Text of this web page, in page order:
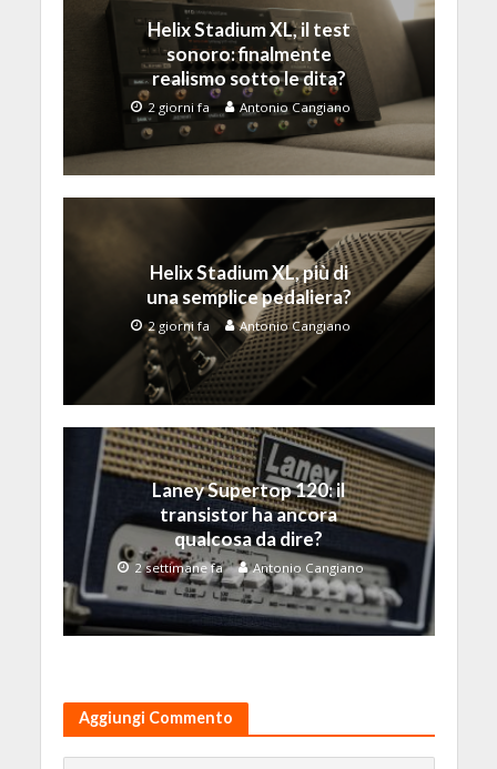
Helix Stadium XL, il test
sonoro: finalmente
realismo sotto le dita?
2 giorni fa Antonio Cangiano
Helix Stadium XL, più di
una semplice pedaliera?
2 giorni fa Antonio Cangiano
Laney Supertop 120: il
transistor ha ancora
qualcosa da dire?
2 settimane fa Antonio Cangiano
Aggiungi Commento